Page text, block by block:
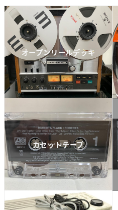
オープンリールデッキ
カセットテープ